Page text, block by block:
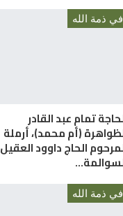
في ذمة الله
تمام عبد القادر
(أم محمد)، أرملة
الحاج داوود العقيل
في ذمة الله